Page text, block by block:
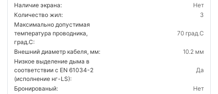
Наличие экрана:
Нет
Количество жил:
3
Максимально допустимая
температура проводника,
град.C:
70 град.C
Внешний диаметр кабеля, мм:
10.2 мм
Низкое выделение дыма в
соответствии с EN 61034-2
(исполнение нг-LS):
Да
Бронированый:
Нет